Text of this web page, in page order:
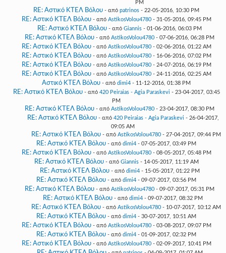
PM
RE: Αστικό ΚΤΕΛ Βόλου - από patrinos - 22-05-2016, 10:30 PM
RE: Αστικό ΚΤΕΛ Βόλου - από AstikosVolou4780- 31-05-2016, 09:45 PM
RE: Αστικό ΚΤΕΛ Βόλου - από Giannis - 01-06-2016, 06:03 PM
RE: Αστικό ΚΤΕΛ Βόλου - από AstikosVolou4780 - 07-06-2016, 06:28 PM
RE: Αστικό ΚΤΕΛ Βόλου - από AstikosVolou4780- 02-06-2016, 01:22 AM
RE: Αστικό ΚΤΕΛ Βόλου - από AstikosVolou4780- 16-06-2016, 07:02 PM
RE: Αστικό ΚΤΕΛ Βόλου - από AstikosVolou4780- 24-07-2016, 06:19 PM
RE: Αστικό ΚΤΕΛ Βόλου - από AstikosVolou4780- 24-11-2016, 02:25 AM
Αστικό ΚΤΕΛ Βόλου - από dimi4 - 11-12-2016, 01:38 PM
RE: Αστικό ΚΤΕΛ Βόλου - από 420 Peiraias - Agia Paraskevi - 23-04-2017, 03:45
PM
RE: Αστικό ΚΤΕΛ Βόλου - από AstikosVolou4780 - 23-04-2017, 08:30 PM
RE: Αστικό ΚΤΕΛ Βόλου - από 420 Peiraias - Agia Paraskevi - 26-04-2017,
09:05 AM
RE: Αστικό ΚΤΕΛ Βόλου - από AstikosVolou4780 - 27-04-2017, 09:44 PM
RE: Αστικό ΚΤΕΛ Βόλου - από dimi4 - 07-05-2017, 03:49 PM
RE: Αστικό ΚΤΕΛ Βόλου - από AstikosVolou4780- 08-05-2017, 05:48 PM
RE: Αστικό ΚΤΕΛ Βόλου - από Giannis- 14-05-2017, 11:19 AM
RE: Αστικό ΚΤΕΛ Βόλου - από dimi4- 15-05-2017, 01:22 PM
RE: Αστικό ΚΤΕΛ Βόλου - από dimi4 - 09-07-2017, 03:56 PM
RE: Αστικό ΚΤΕΛ Βόλου - από AstikosVolou4780 - 09-07-2017, 05:31 PM
RE: Αστικό ΚΤΕΛ Βόλου - από dimi4 - 09-07-2017, 08:32 PM
RE: Αστικό ΚΤΕΛ Βόλου - από AstikosVolou4780 - 10-07-2017, 10:12 AM
RE: Αστικό ΚΤΕΛ Βόλου - από dimi4 - 30-07-2017, 10:51 AM
RE: Αστικό ΚΤΕΛ Βόλου - από AstikosVolou4780- 03-08-2017, 09:07 PM
RE: Αστικό ΚΤΕΛ Βόλου - από dimi4 - 01-09-2017, 02:32 PM
RE: Αστικό ΚΤΕΛ Βόλου - από AstikosVolou4780- 02-09-2017, 10:41 PM